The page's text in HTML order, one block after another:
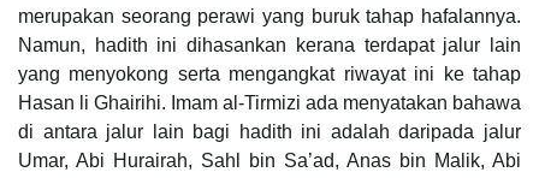
merupakan seorang perawi yang buruk tahap hafalannya.
Namun, hadith ini dihasankan kerana terdapat jalur lain
yang menyokong serta mengangkat riwayat ini ke tahap
Hasan li Ghairihi. Imam al-Tirmizi ada menyatakan bahawa
di antara jalur lain bagi hadith ini adalah daripada jalur
Umar, Abi Hurairah, Sahl bin Sa’ad, Anas bin Malik, Abi